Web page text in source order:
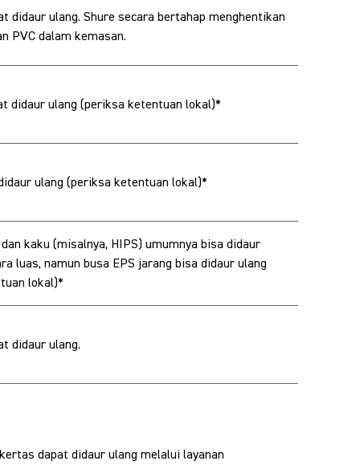
didaur ulang. Shure secara bertahap menghentikan
PVC dalam kemasan.
didaur ulang (periksa ketentuan lokal)*
ulang (periksa ketentuan lokal)*
kaku (misalnya, HIPS) umumnya bisa didaur
luas, namun busa EPS jarang bisa didaur ulang
lokal)*
didaur ulang.
dapat didaur ulang melalui layanan